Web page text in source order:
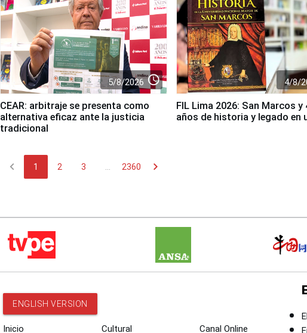
5/8/2026 access_time
CEAR: arbitraje se presenta como
alternativa eficaz ante la justicia
tradicional
4/8/
FIL Lima 2026: San Marcos y
años de historia y legado en
chevron_left 1 2 3 2360 chevron_right
ENGLISH VERSION
Inicio Cultural Canal Online